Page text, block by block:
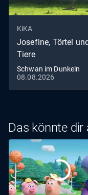
KiKA
Josefine, Törtel
Tiere
Schwan im Dunkeln
08.08.2026
Das könnte dir